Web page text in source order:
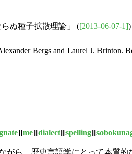
ぬ種子拡散理論」 ([2013-06-07-1]
Bergs and Laurel J. Brinton.
][me][dialect][spelling][